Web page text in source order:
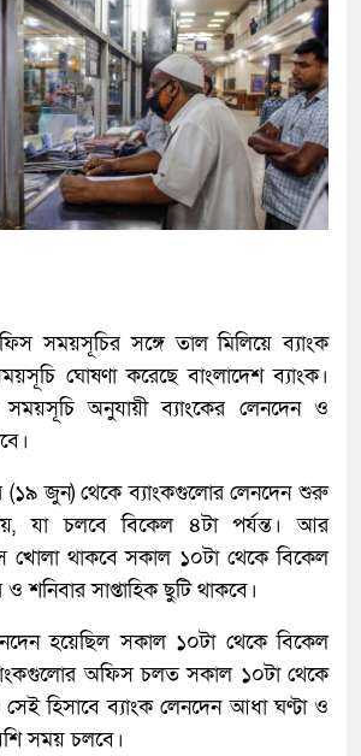
সময়সূচির সঙ্গে তাল মিলিয়ে ব্যাংক
ঘোষণা করেছে বাংলাদেশ ব্যাংক।
অনুযায়ী ব্যাংকের লেনদেন ও
(১৯ জুন) থেকে ব্যাংকগুলোর লেনদেন শুরু
যা চলবে বিকেল ৪টা পর্যন্ত। আর
খোলা থাকবে সকাল ১০টা থেকে বিকেল
ও শনিবার সাপ্তাহিক ছুটি থাকবে।
হ‌য়ে‌ছিল সকাল ১০টা থেকে বিকেল
অফিস চলত সকাল ১০টা থেকে
সেই হিসাবে ব্যাংক লেনদেন আধা ঘণ্টা ও
সময় চলবে।